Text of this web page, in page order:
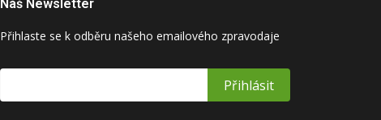
Náš Newsletter
Přihlaste se k odběru našeho emailového zpravodaje